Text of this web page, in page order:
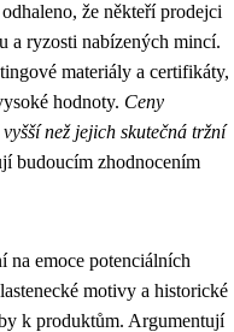
že někteří prodejci
a ryzosti nabízených mincí.
materiály a certifikáty,
hodnoty. Ceny
než jejich skutečná tržní
budoucím zhodnocením
na emoce potenciálních
motivy a historické
k produktům. Argumentují